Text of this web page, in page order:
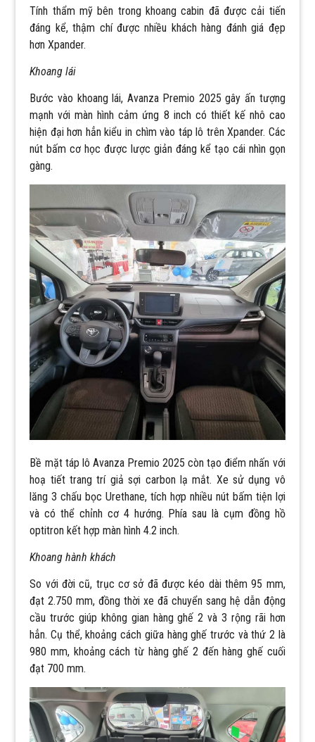
Tính thẩm mỹ bên trong khoang cabin đã được cải tiến
đáng kể, thậm chí được nhiều khách hàng đánh giá đẹp
hơn Xpander.
Khoang lái
Bước vào khoang lái, Avanza Premio 2025 gây ấn tượng
mạnh với màn hình cảm ứng 8 inch có thiết kế nhô cao
hiện đại hơn hẳn kiểu in chìm vào táp lô trên Xpander. Các
nút bấm cơ học được lược giản đáng kể tạo cái nhìn gọn
gàng.
Bề mặt táp lô Avanza Premio 2025 còn tạo điểm nhấn với
hoạ tiết trang trí giả sợi carbon lạ mắt. Xe sử dụng vô
lăng 3 chấu bọc Urethane, tích hợp nhiều nút bấm tiện lợi
và có thể chỉnh cơ 4 hướng. Phía sau là cụm đồng hồ
optitron kết hợp màn hình 4.2 inch.
Khoang hành khách
So với đời cũ, trục cơ sở đã được kéo dài thêm 95 mm,
đạt 2.750 mm, đồng thời xe đã chuyển sang hệ dẫn động
cầu trước giúp không gian hàng ghế 2 và 3 rộng rãi hơn
hẳn. Cụ thể, khoảng cách giữa hàng ghế trước và thứ 2 là
980 mm, khoảng cách từ hàng ghế 2 đến hàng ghế cuối
đạt 700 mm.